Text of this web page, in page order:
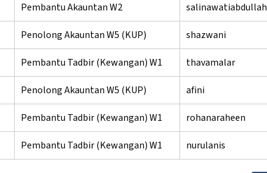
Pembantu Akauntan W2 salinawatiabdullah
Penolong Akauntan W5 (KUP) shazwani
Pembantu Tadbir (Kewangan) W1 thavamalar
Penolong Akauntan W5 (KUP) afini
Pembantu Tadbir (Kewangan) W1 rohanaraheen
Pembantu Tadbir (Kewangan) W1 nurulanis